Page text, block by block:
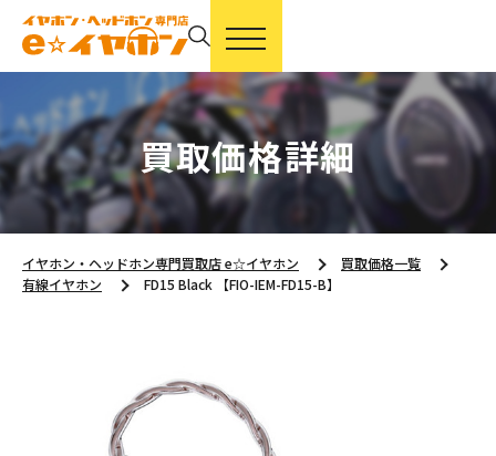
買取価格詳細
イヤホン・ヘッドホン専門買取店 e☆イヤホン
買取価格一覧
有線イヤホン
FD15 Black 【FIO-IEM-FD15-B】